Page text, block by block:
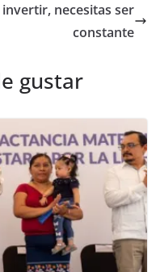
necesitas ser
constante
gustar